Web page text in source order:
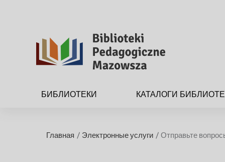
b
i
БИБЛИОТЕКИ КАТАЛОГИ
Главная Электронные услуги Отправьте